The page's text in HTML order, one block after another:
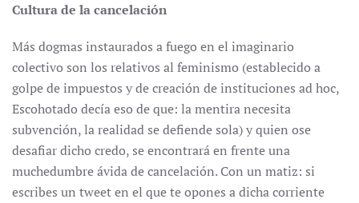
Cultura de la cancelación
Más dogmas instaurados a fuego en el imaginario
colectivo son los relativos al feminismo (establecido a
golpe de impuestos y de creación de instituciones ad hoc,
Escohotado decía eso de que: la mentira necesita
subvención, la realidad se defiende sola) y quien ose
desafiar dicho credo, se encontrará en frente una
muchedumbre ávida de cancelación. Con un matiz: si
escribes un tweet en el que te opones a dicha corriente